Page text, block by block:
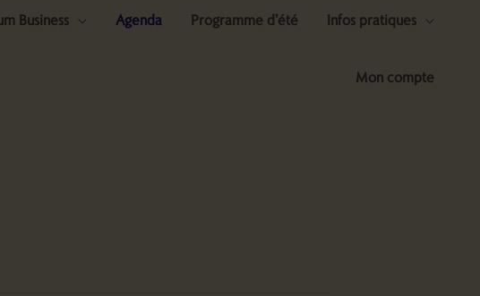
Business Agenda Programme d’été Infos pratiques
Mon compte